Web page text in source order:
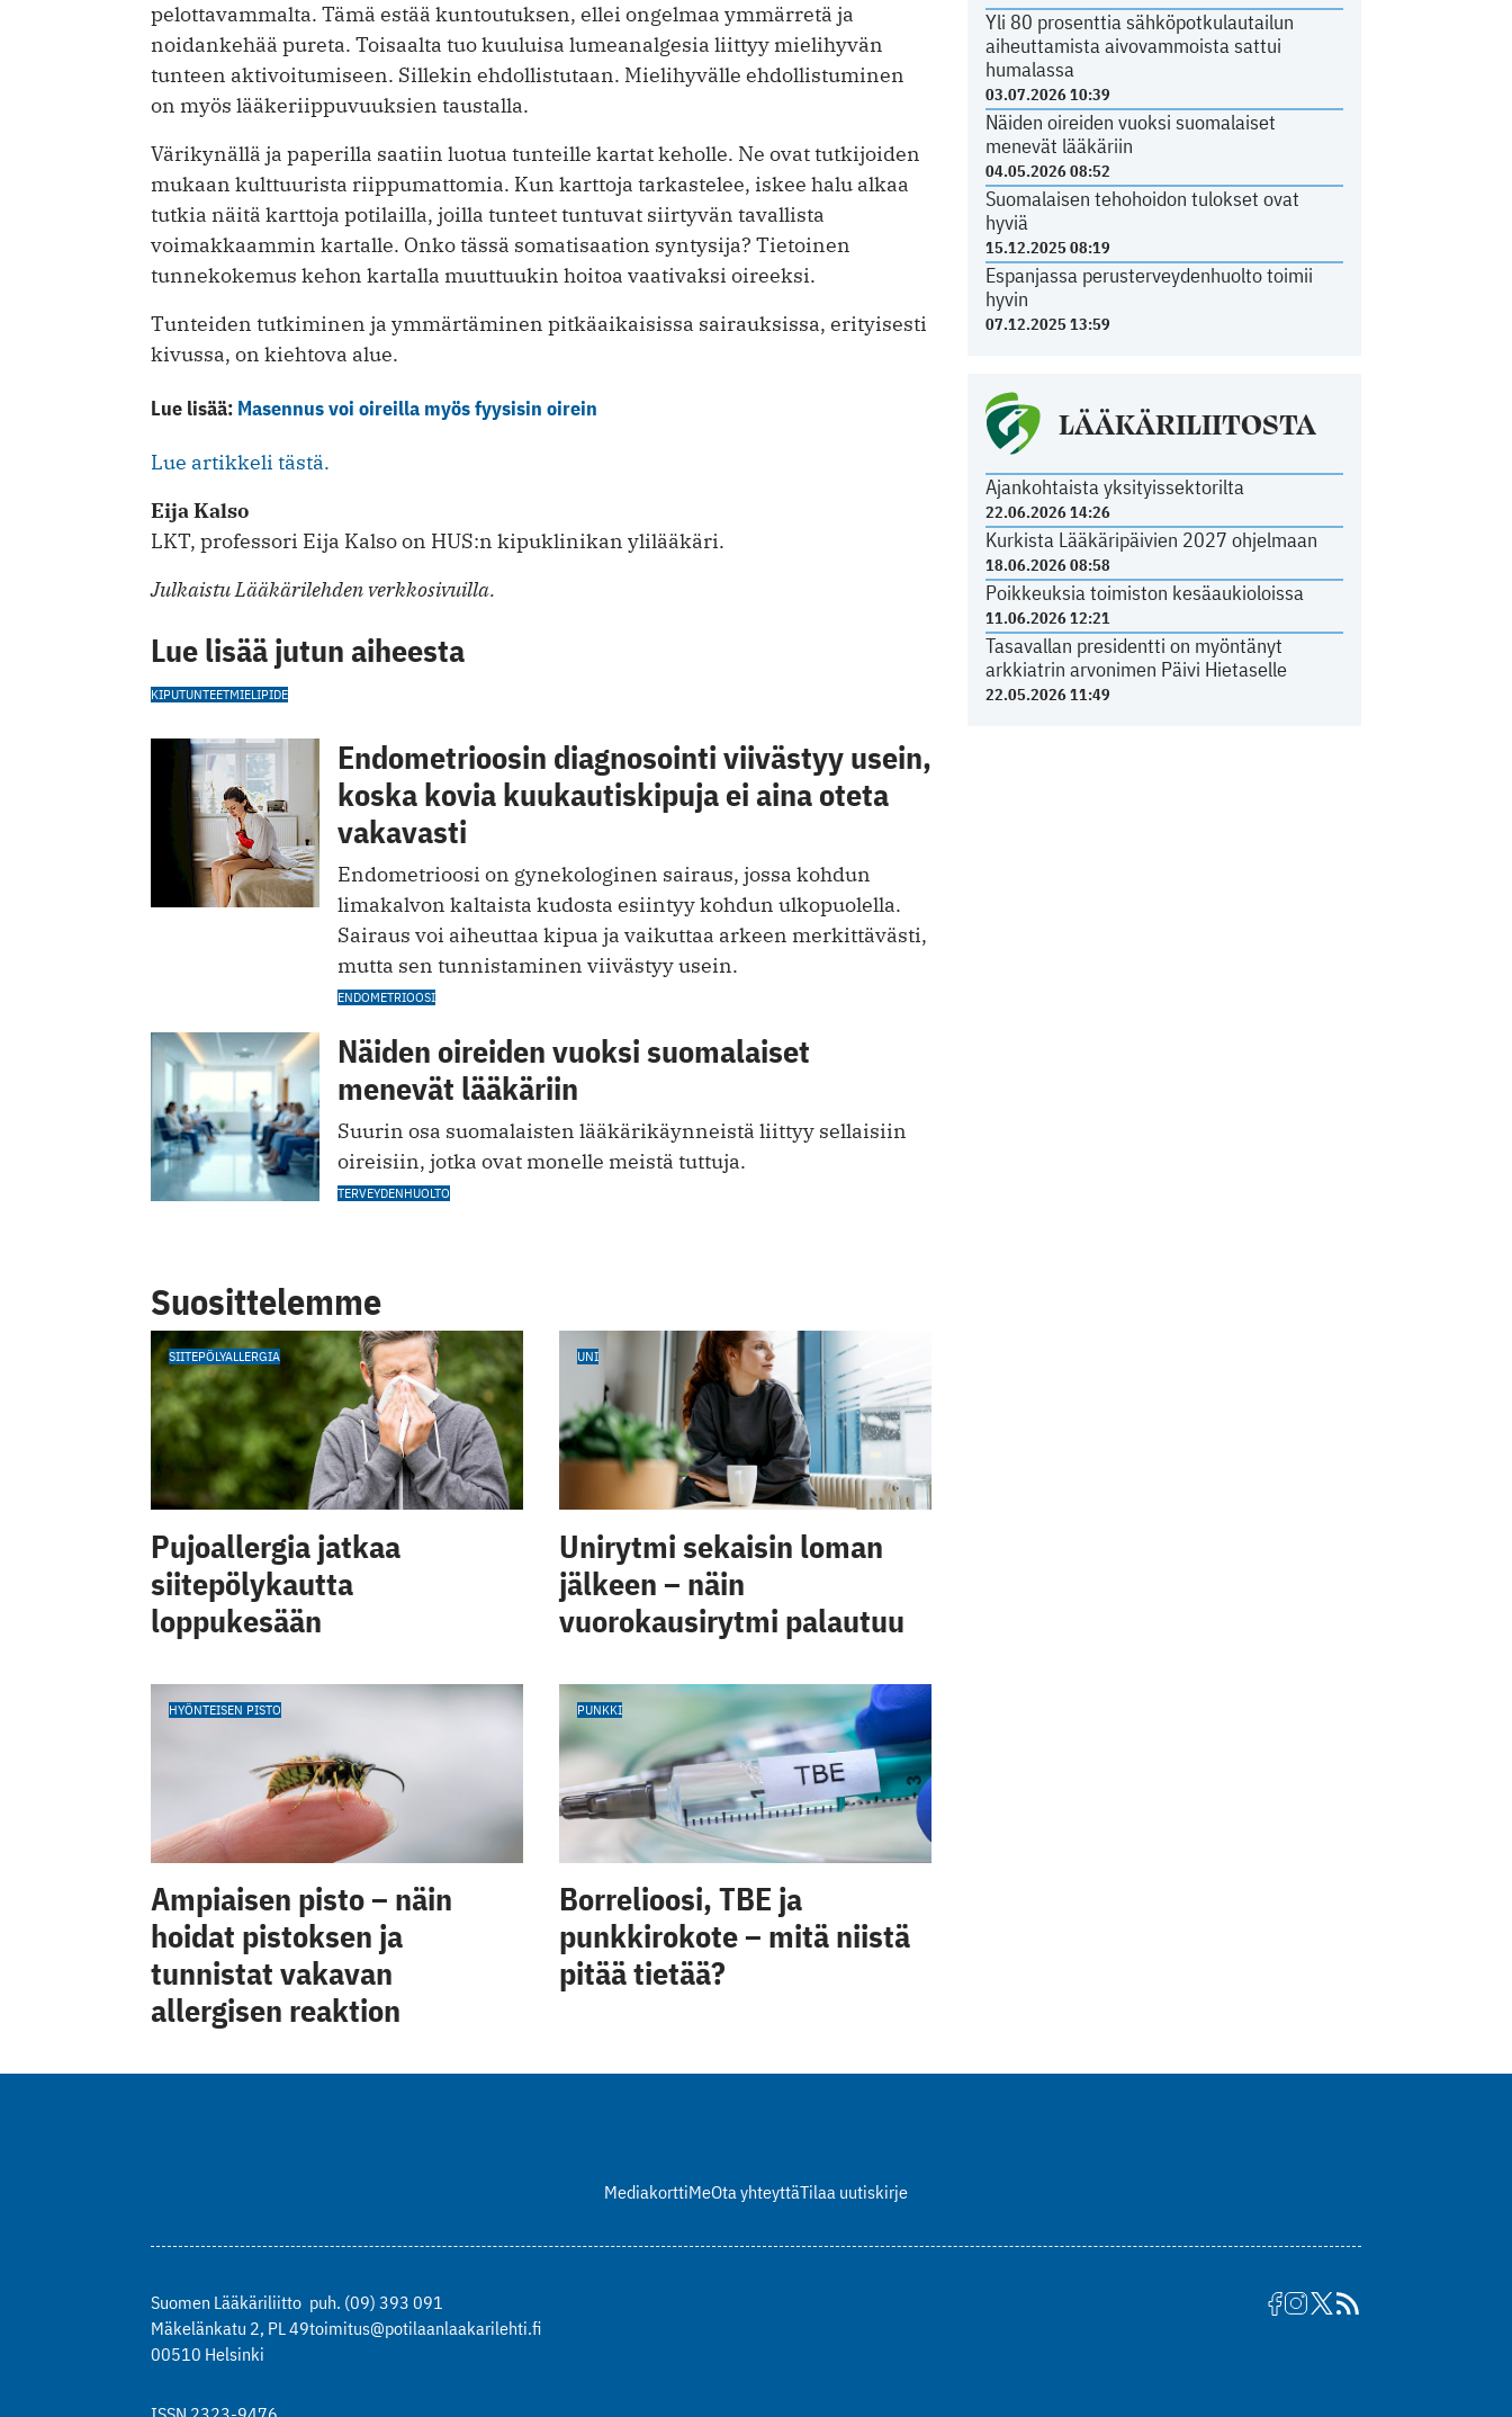
Yli 80 prosenttia sähköpotkulautailun
aiheuttamista aivovammoista sattui
humalassa
03.07.2026 10:39
Näiden oireiden vuoksi suomalaiset
menevät lääkäriin
04.05.2026 08:52
Suomalaisen tehohoidon tulokset ovat
hyviä
15.12.2025 08:19
Espanjassa perusterveydenhuolto toimii
hyvin
07.12.2025 13:59
LÄÄKÄRILIITOSTA
Ajankohtaista yksityissektorilta
22.06.2026 14:26
Kurkista Lääkäripäivien 2027 ohjelmaan
18.06.2026 08:58
Poikkeuksia toimiston kesäaukioloissa
11.06.2026 12:21
Tasavallan presidentti on myöntänyt
arkkiatrin arvonimen Päivi Hietaselle
22.05.2026 11:49
pelottavammalta. Tämä estää kuntoutuksen, ellei ongelmaa ymmärretä ja
noidankehää pureta. Toisaalta tuo kuuluisa lumeanalgesia liittyy mielihyvän
tunteen aktivoitumiseen. Sillekin ehdollistutaan. Mielihyvälle ehdollistuminen
on myös lääkeriippuvuuksien taustalla.
Värikynällä ja paperilla saatiin luotua tunteille kartat keholle. Ne ovat tutkijoiden
mukaan kulttuurista riippumattomia. Kun karttoja tarkastelee, iskee halu alkaa
tutkia näitä karttoja potilailla, joilla tunteet tuntuvat siirtyvän tavallista
voimakkaammin kartalle. Onko tässä somatisaation syntysija? Tietoinen
tunnekokemus kehon kartalla muuttuukin hoitoa vaativaksi oireeksi.
Tunteiden tutkiminen ja ymmärtäminen pitkäaikaisissa sairauksissa, erityisesti
kivussa, on kiehtova alue.
Lue lisää: Masennus voi oireilla myös fyysisin oirein
Lue artikkeli tästä.
Eija Kalso
LKT, professori Eija Kalso on HUS:n kipuklinikan ylilääkäri.
Julkaistu Lääkärilehden verkkosivuilla.
Lue lisää jutun aiheesta
KIPUTUNTEETMIELIPIDE
Endometrioosin diagnosointi viivästyy usein,
koska kovia kuukautiskipuja ei aina oteta
vakavasti
Endometrioosi on gynekologinen sairaus, jossa kohdun
limakalvon kaltaista kudosta esiintyy kohdun ulkopuolella.
Sairaus voi aiheuttaa kipua ja vaikuttaa arkeen merkittävästi,
mutta sen tunnistaminen viivästyy usein.
ENDOMETRIOOSI
Näiden oireiden vuoksi suomalaiset
menevät lääkäriin
Suurin osa suomalaisten lääkärikäynneistä liittyy sellaisiin
oireisiin, jotka ovat monelle meistä tuttuja.
TERVEYDENHUOLTO
Suosittelemme
SIITEPÖLYALLERGIA
Pujoallergia jatkaa
siitepölykautta
loppukesään
UNI
Unirytmi sekaisin loman
jälkeen – näin
vuorokausirytmi palautuu
HYÖNTEISEN PISTO
Ampiaisen pisto – näin
hoidat pistoksen ja
tunnistat vakavan
allergisen reaktion
PUNKKI
Borrelioosi, TBE ja
punkkirokote – mitä niistä
pitää tietää?
MediakorttiMeOta yhteyttäTilaa uutiskirje
Suomen Lääkäriliitto
Mäkelänkatu 2, PL 49
00510 Helsinki
puh. (09) 393 091
toimitus@potilaanlaakarilehti.fi